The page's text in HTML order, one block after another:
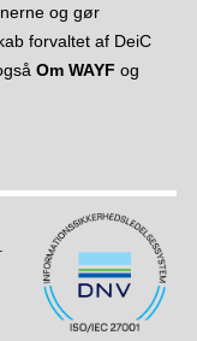
og gør
forvaltet af DeiC
Om WAYF og